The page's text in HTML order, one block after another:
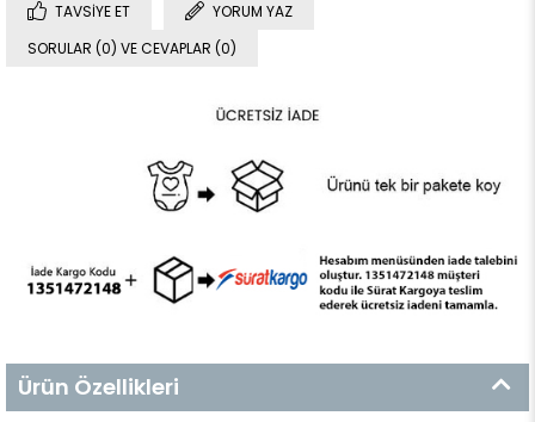
TAVSIYE ET
YORUM YAZ
SORULAR (0) VE CEVAPLAR (0)
Ürün Özellikleri